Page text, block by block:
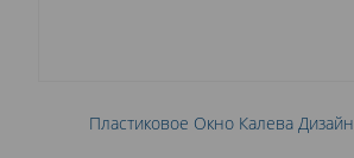
Пластиковое Окно Калева